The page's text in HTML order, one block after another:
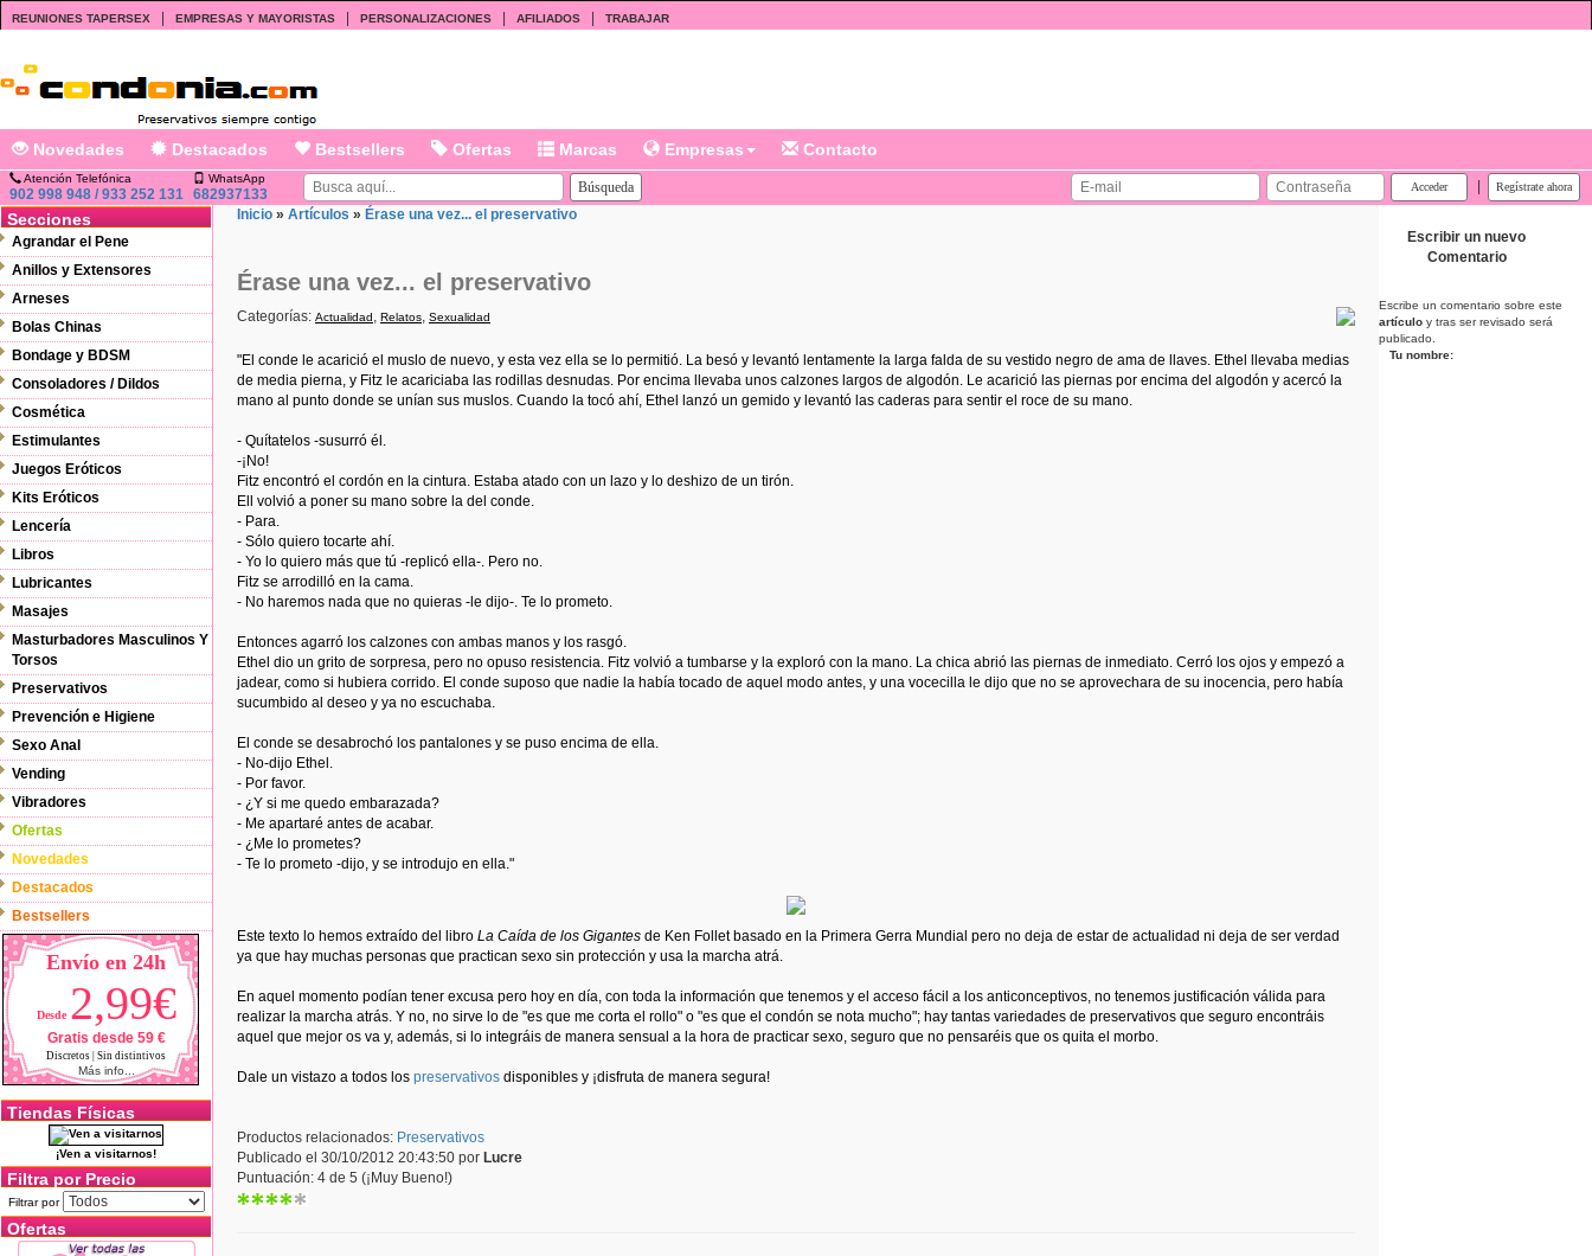
REUNIONES TAPERSEX EMPRESAS Y MAYORISTAS PERSONALIZACIONES AFILIADOS TRABAJAR
Novedades Destacados Bestsellers Ofertas Marcas Empresas Contacto
Atención Telefónica
902 998 948 / 933 252 131
WhatsApp
682937133
Secciones
Agrandar el Pene
Anillos y Extensores
Arneses
Bolas Chinas
Bondage y BDSM
Consoladores / Dildos
Cosmética
Estimulantes
Juegos Eróticos
Kits Eróticos
Lencería
Libros
Lubricantes
Masajes
Masturbadores Masculinos Y
Torsos
Preservativos
Prevención e Higiene
Sexo Anal
Vending
Vibradores
Ofertas
Novedades
Destacados
Bestsellers
Envío en 24h
Desde 2,99€
Gratis desde 59 €
Discretos | Sin distintivos
Más info...
Tiendas Físicas
¡Ven a visitarnos!
Filtra por Precio
Filtrar por
Ofertas
Inicio » Artículos » Érase una vez... el preservativo
Érase una vez... el preservativo
Categorías: Actualidad, Relatos, Sexualidad
"El conde le acarició el muslo de nuevo, y esta vez ella se lo permitió. La besó y levantó lentamente la larga falda de su vestido negro de ama de llaves. Ethel llevaba medias
de media pierna, y Fitz le acariciaba las rodillas desnudas. Por encima llevaba unos calzones largos de algodón. Le acarició las piernas por encima del algodón y acercó la
mano al punto donde se unían sus muslos. Cuando la tocó ahí, Ethel lanzó un gemido y levantó las caderas para sentir el roce de su mano.
- Quítatelos -susurró él.
-¡No!
Fitz encontró el cordón en la cintura. Estaba atado con un lazo y lo deshizo de un tirón.
Ell volvió a poner su mano sobre la del conde.
- Para.
- Sólo quiero tocarte ahí.
- Yo lo quiero más que tú -replicó ella-. Pero no.
Fitz se arrodilló en la cama.
- No haremos nada que no quieras -le dijo-. Te lo prometo.
Entonces agarró los calzones con ambas manos y los rasgó.
Ethel dio un grito de sorpresa, pero no opuso resistencia. Fitz volvió a tumbarse y la exploró con la mano. La chica abrió las piernas de inmediato. Cerró los ojos y empezó a
jadear, como si hubiera corrido. El conde suposo que nadie la había tocado de aquel modo antes, y una vocecilla le dijo que no se aprovechara de su inocencia, pero había
sucumbido al deseo y ya no escuchaba.
El conde se desabrochó los pantalones y se puso encima de ella.
- No-dijo Ethel.
- Por favor.
- ¿Y si me quedo embarazada?
- Me apartaré antes de acabar.
- ¿Me lo prometes?
- Te lo prometo -dijo, y se introdujo en ella."
Este texto lo hemos extraído del libro La Caída de los Gigantes de Ken Follet basado en la Primera Gerra Mundial pero no deja de estar de actualidad ni deja de ser verdad
ya que hay muchas personas que practican sexo sin protección y usa la marcha atrá.
En aquel momento podían tener excusa pero hoy en día, con toda la información que tenemos y el acceso fácil a los anticonceptivos, no tenemos justificación válida para
realizar la marcha atrás. Y no, no sirve lo de "es que me corta el rollo" o "es que el condón se nota mucho"; hay tantas variedades de preservativos que seguro encontráis
aquel que mejor os va y, además, si lo integráis de manera sensual a la hora de practicar sexo, seguro que no pensaréis que os quita el morbo.
Dale un vistazo a todos los preservativos disponibles y ¡disfruta de manera segura!
Productos relacionados: Preservativos
Publicado el 30/10/2012 20:43:50 por Lucre
Puntuación: 4 de 5 (¡Muy Bueno!)
Escribir un nuevo
Comentario
Escribe un comentario sobre este
artículo y tras ser revisado será
publicado.
Tu nombre: